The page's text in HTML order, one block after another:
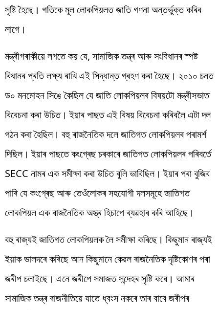
সৃষ্টি হৈছে। গতিকে মূল লোকপিয়লত জাতি গণনা অন্তৰ্ভুক্ত কৰিব
লাগে।
মন্ত্ৰীগৰাকীয়ে লগতে কয় যে, সামাজিক তন্ত্ৰ আৰু সংবিধানৰ স্পষ্ট
বিধানৰ প্ৰতি লক্ষ্য ৰাখি এই সিদ্ধান্ত গ্ৰহণ কৰা হৈছে। ২০১০ চনত
ড০ মনমোহন সিঙে কৈছিল যে জাতি লোকপিয়লৰ বিষয়টো মন্ত্ৰীসভাত
বিবেচনা কৰা উচিত। ইয়াৰ পাছত এই বিষয় বিবেচনা কৰিবলৈ এটা দল
গঠন কৰা হৈছিল। বহু ৰাজনৈতিক দলে জাতিগত লোকপিয়লৰ পৰামৰ্শ
দিছিল। ইয়াৰ পাছতে কংগ্ৰেছ চৰকাৰে জাতিগত লোকপিয়লৰ পৰিবৰ্তে
SECC নামৰ এক সমীক্ষা কৰা উচিত বুলি ভাবিছিল। ইয়াৰ পৰা বুজিব
পাৰি যে কংগ্ৰেছ আৰু তেওঁলোকৰ সহযোগী দলসমূহে জাতিগত
লোকপিয়ল এক ৰাজনৈতিক অস্ত্ৰ হিচাপে ব্যৱহাৰ কৰি আহিছে।
বহু ৰাজ্যই জাতিগত লোকপিয়লক লৈ সমীক্ষা কৰিছে। কিছুমান ৰাজ্যই
ইয়াক ভালদৰে কৰিছে আন কিছুমানে কেৱল ৰাজনৈতিক দৃষ্টিকোণৰ পৰা
জৰীপ চলাইছে। এনে জৰীপে সমাজত সন্দেহৰ সৃষ্টি কৰে। আমাৰ
সামাজিক তন্ত্ৰ ৰাজনীতিয়ে যাতে ধ্বংস নকৰে তাৰ বাবে জৰীপৰ